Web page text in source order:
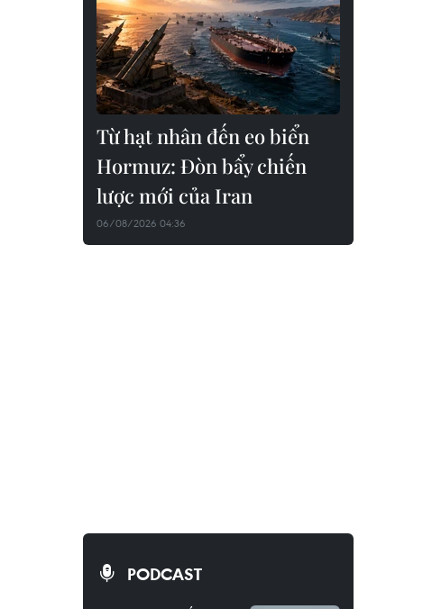
Từ hạt nhân đến eo biển
Hormuz: Đòn bẩy chiến
lược mới của Iran
06/08/2026 04:36
PODCAST